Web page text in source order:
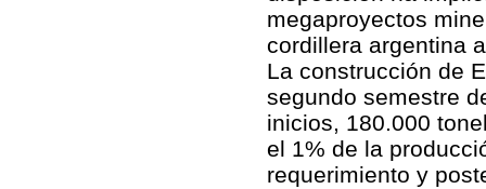
megaproyectos
cordillera argentina
La construcción de
segundo semestre
inicios, 180.000
el 1% de la
requerimiento y